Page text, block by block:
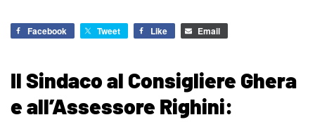
Facebook Tweet Like Email
Il Sindaco al Consigliere Ghera
e all’Assessore Righini: